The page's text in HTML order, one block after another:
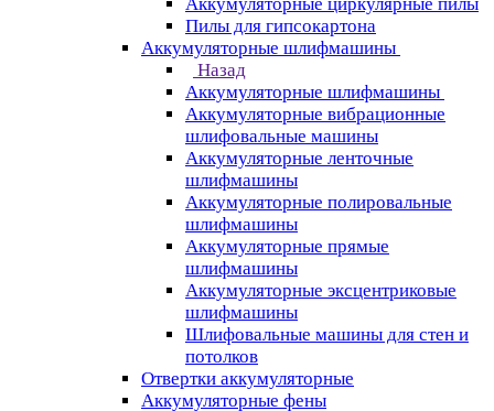
Пилы для гипсокартона
Аккумуляторные шлифмашины
Назад
Аккумуляторные шлифмашины
Аккумуляторные вибрационные
шлифовальные машины
Аккумуляторные ленточные
шлифмашины
Аккумуляторные полировальные
шлифмашины
Аккумуляторные прямые
шлифмашины
Аккумуляторные эксцентриковые
шлифмашины
Шлифовальные машины для стен и
потолков
Отвертки аккумуляторные
Аккумуляторные фены